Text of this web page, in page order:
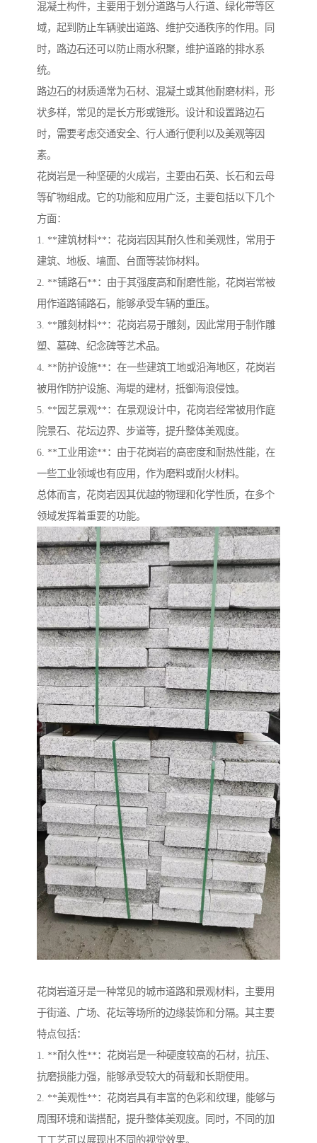
混凝土构件，主要用于划分道路与人行道、绿化带等区
域，起到防止车辆驶出道路、维护交通秩序的作用。同
时，路边石还可以防止雨水积聚，维护道路的排水系
统。
路边石的材质通常为石材、混凝土或其他耐磨材料，形
状多样，常见的是长方形或锥形。设计和设置路边石
时，需要考虑交通安全、行人通行便利以及美观等因
素。
花岗岩是一种坚硬的火成岩，主要由石英、长石和云母
等矿物组成。它的功能和应用广泛，主要包括以下几个
方面：
1. **建筑材料**：花岗岩因其耐久性和美观性，常用于
建筑、地板、墙面、台面等装饰材料。
2. **铺路石**：由于其强度高和耐磨性能，花岗岩常被
用作道路铺路石，能够承受车辆的重压。
3. **雕刻材料**：花岗岩易于雕刻，因此常用于制作雕
塑、墓碑、纪念碑等艺术品。
4. **防护设施**：在一些建筑工地或沿海地区，花岗岩
被用作防护设施、海堤的建材，抵御海浪侵蚀。
5. **园艺景观**：在景观设计中，花岗岩经常被用作庭
院景石、花坛边界、步道等，提升整体美观度。
6. **工业用途**：由于花岗岩的高密度和耐热性能，在
一些工业领域也有应用，作为磨料或耐火材料。
总体而言，花岗岩因其优越的物理和化学性质，在多个
领域发挥着重要的功能。
花岗岩道牙是一种常见的城市道路和景观材料，主要用
于街道、广场、花坛等场所的边缘装饰和分隔。其主要
特点包括：
1. **耐久性**：花岗岩是一种硬度较高的石材，抗压、
抗磨损能力强，能够承受较大的荷载和长期使用。
2. **美观性**：花岗岩具有丰富的色彩和纹理，能够与
周围环境和谐搭配，提升整体美观度。同时，不同的加
工工艺可以展现出不同的视觉效果。